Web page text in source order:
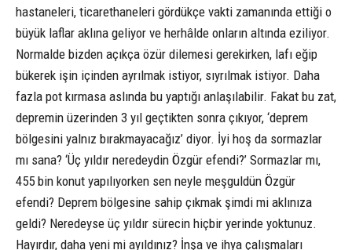
hastaneleri, ticarethaneleri gördükçe vakti zamanında ettiği o
büyük laflar aklına geliyor ve herhâlde onların altında eziliyor.
Normalde bizden açıkça özür dilemesi gerekirken, lafı eğip
bükerek işin içinden ayrılmak istiyor, sıyrılmak istiyor. Daha
fazla pot kırmasa aslında bu yaptığı anlaşılabilir. Fakat bu zat,
depremin üzerinden 3 yıl geçtikten sonra çıkıyor, ‘deprem
bölgesini yalnız bırakmayacağız’ diyor. İyi hoş da sormazlar
mı sana? ‘Üç yıldır neredeydin Özgür efendi?’ Sormazlar mı,
455 bin konut yapılıyorken sen neyle meşguldün Özgür
efendi? Deprem bölgesine sahip çıkmak şimdi mi aklınıza
geldi? Neredeyse üç yıldır sürecin hiçbir yerinde yoktunuz.
Hayırdır, daha yeni mi ayıldınız? İnşa ve ihya çalışmaları